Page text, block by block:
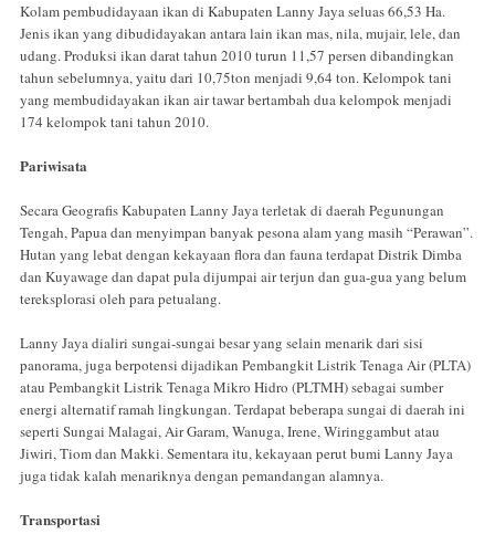
Kolam pembudidayaan ikan di Kabupaten Lanny Jaya seluas 66,53 Ha.
Jenis ikan yang di­budidayakan antara lain ikan mas, nila, mujair, lele, dan
udang. Produksi ikan darat tahun 2010 turun 11,57 persen dibandingkan
tahun sebelum­nya, yaitu dari 10,75ton menjadi 9,64 ton. Kelompok tani
yang membudidayakan ikan air tawar bertambah dua kelompok menjadi
174 kelompok tani tahun 2010.
Pariwisata
Secara Geografis Kabupaten Lanny Jaya terletak di daerah Pegunungan
Tengah, Papua dan menyimpan banyak pesona alam yang masih “Perawan”.
Hutan yang lebat dengan kekayaan flora dan fauna terdapat Distrik Dimba
dan Kuyawage dan dapat pula dijumpai air terjun dan gua-gua yang belum
tereksplorasi oleh para petualang.
Lanny Jaya dialiri sungai-sungai besar yang selain menarik dari sisi
panorama, juga berpotensi dijadikan Pembangkit Listrik Tenaga Air (PLTA)
atau Pembangkit Listrik Tenaga Mikro Hidro (PLTMH) sebagai sumber
energi alternatif ramah lingkungan. Terdapat beberapa sungai di daerah ini
seperti Sungai Malagai, Air Garam, Wanuga, Irene, Wiringgambut atau
Jiwiri, Tiom dan Makki. Sementara itu, kekayaan perut bumi Lanny Jaya
juga tidak kalah menariknya dengan pemandangan alamnya.
Transportasi